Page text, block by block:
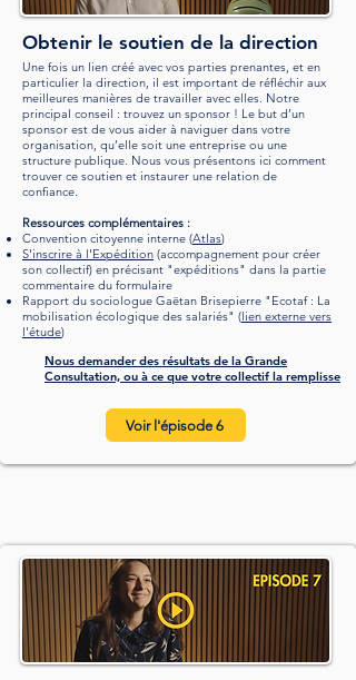
Obtenir le soutien de la direction
Une fois un lien créé avec vos parties prenantes, et en
particulier la direction, il est important de réfléchir aux
meilleures manières de travailler avec elles. Notre
principal conseil : trouvez un sponsor ! Le but d’un
sponsor est de vous aider à naviguer dans votre
organisation, qu’elle soit une entreprise ou une
structure publique. Nous vous présentons ici comment
trouver ce soutien et instaurer une relation de
confiance.
Ressources complémentaires :
Convention citoyenne interne (Atlas)
S'inscrire à l'Expédition (accompagnement pour créer
son collectif) en précisant "expéditions" dans la partie
commentaire du formulaire
Rapport du sociologue Gaëtan Brisepierre "Ecotaf : La
mobilisation écologique des salariés" (lien externe vers
l'étude)
Nous demander des résultats de la Grande
Consultation, ou à ce que votre collectif la remplisse
Voir l'épisode 6